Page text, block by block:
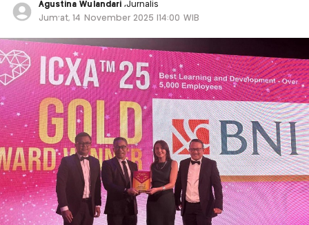
Agustina Wulandari ,Jurnalis
Jum'at, 14 November 2025 |14:00 WIB